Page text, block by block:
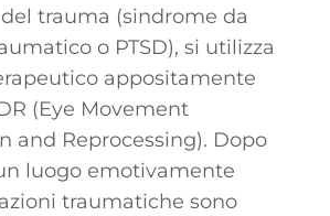
trauma (sindrome da
o PTSD), si utilizza
appositamente
(Eye Movement
and Reprocessing). Dopo
luogo emotivamente
traumatiche sono